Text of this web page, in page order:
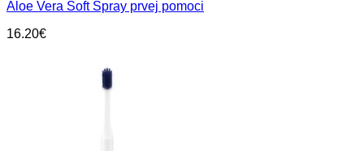
Aloe Vera Soft Spray prvej pomoci
16.20€